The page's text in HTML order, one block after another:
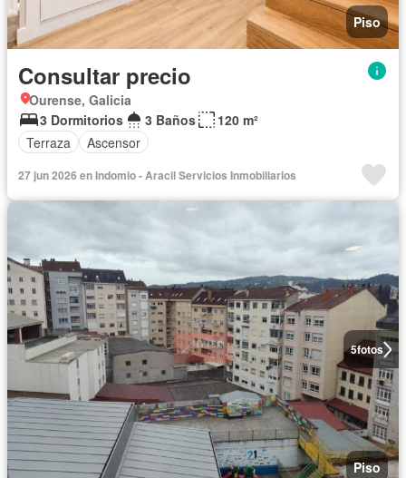
Piso
Consultar precio
Ourense, Galicia
3 Dormitorios
3 Baños
120 m²
Terraza
Ascensor
27 jun 2026 en Indomio - Aracil Servicios Inmobiliarios
5fotos
Piso